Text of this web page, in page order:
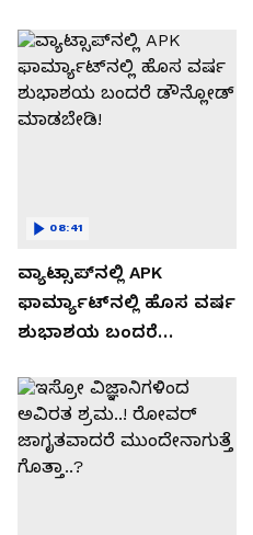
ವ್ಯಾಟ್ಸಾಪ್‌ನಲ್ಲಿ APK
ಫಾರ್ಮ್ಯಾಟ್‌ನಲ್ಲಿ ಹೊಸ ವರ್ಷ
ಶುಭಾಶಯ ಬಂದರೆ
08:41